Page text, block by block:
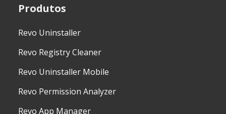
Produtos
Revo Uninstaller
Revo Registry Cleaner
Revo Uninstaller Mobile
Revo Permission Analyzer
Revo App Manager